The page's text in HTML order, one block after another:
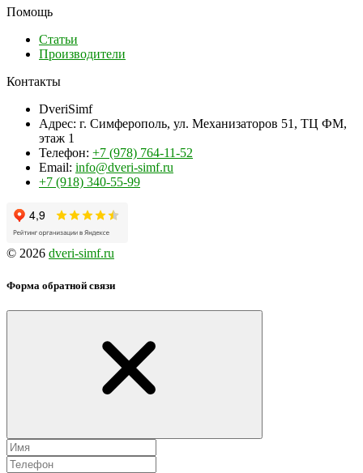
Помощь
Статьи
Производители
Контакты
DveriSimf
Адрес: г. Симферополь, ул. Механизаторов 51, ТЦ ФМ,
этаж 1
Телефон: +7 (978) 764-11-52
Email: info@dveri-simf.ru
+7 (918) 340-55-99
© 2026 dveri-simf.ru
Форма обратной связи